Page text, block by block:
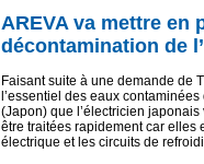
AREVA va mettre en
décontamination de
Faisant suite à une demande de
l’essentiel des eaux
(Japon) que l’électricien
être traitées rapidement car elles
électrique et les circuits de